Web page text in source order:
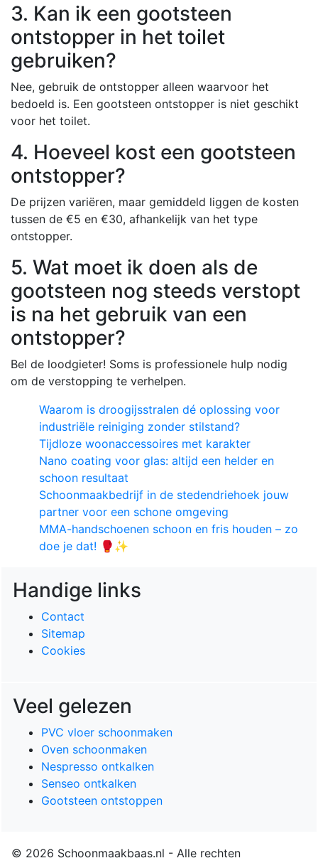
3. Kan ik een gootsteen
ontstopper in het toilet
gebruiken?
Nee, gebruik de ontstopper alleen waarvoor het
bedoeld is. Een gootsteen ontstopper is niet geschikt
voor het toilet.
4. Hoeveel kost een gootsteen
ontstopper?
De prijzen variëren, maar gemiddeld liggen de kosten
tussen de €5 en €30, afhankelijk van het type
ontstopper.
5. Wat moet ik doen als de
gootsteen nog steeds verstopt
is na het gebruik van een
ontstopper?
Bel de loodgieter! Soms is professionele hulp nodig
om de verstopping te verhelpen.
Waarom is droogijsstralen dé oplossing voor
industriële reiniging zonder stilstand?
Tijdloze woonaccessoires met karakter
Nano coating voor glas: altijd een helder en
schoon resultaat
Schoonmaakbedrijf in de stedendriehoek jouw
partner voor een schone omgeving
MMA-handschoenen schoon en fris houden – zo
doe je dat! 🥊✨
Handige links
Contact
Sitemap
Cookies
Veel gelezen
PVC vloer schoonmaken
Oven schoonmaken
Nespresso ontkalken
Senseo ontkalken
Gootsteen ontstoppen
© 2026 Schoonmaakbaas.nl - Alle rechten